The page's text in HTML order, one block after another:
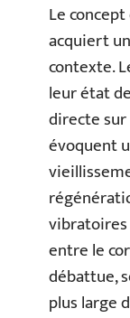
Le
acquiert
contexte.
leur état
directe
évoquent
entre le
débattue,
plus large